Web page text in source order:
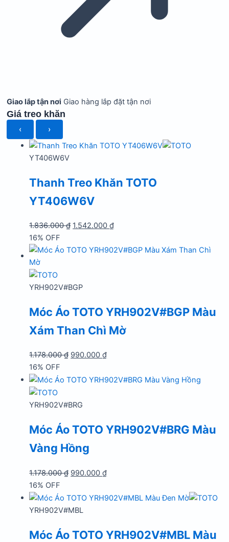
Giao lắp tận nơi Giao hàng lắp đặt tận nơi
Giá treo khăn
‹ ›
YT406W6V
Thanh Treo Khăn TOTO
YT406W6V
1.836.000₫ Giá
là:
1.542.000₫Giá
tại
16% OFF
YRH902V#BGP
Móc Áo TOTO YRH902V#BGP Màu
Xám Than Chì Mờ
1.178.000₫ Giá
là:
990.000₫Giá
tại
16% OFF
YRH902V#BRG
Móc Áo TOTO YRH902V#BRG Màu
Vàng Hồng
1.178.000₫ Giá
là:
1.178.000 ₫.
990.000₫Giá
tại
16% OFF
YRH902V#MBL
Móc Áo TOTO YRH902V#MBL Màu